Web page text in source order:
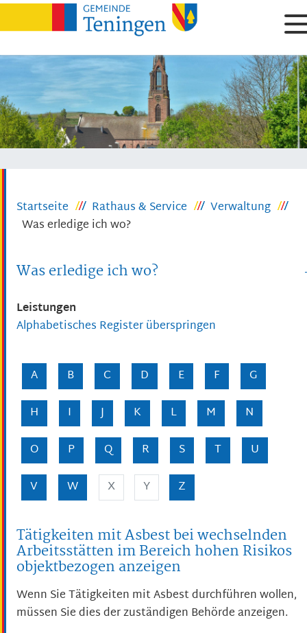
Startseite Rathaus & Service
Verwaltung
Was erledige ich wo?
Was erledige ich wo?
Leistungen
Alphabetisches Register überspringen
A B C D E F
G
H
I J K L M
N
O
P Q R S T
U
V
W X Y Z
Tätigkeiten mit Asbest bei wechselnden
Arbeitsstätten im Bereich hohen Risikos
objektbezogen anzeigen
Wenn Sie Tätigkeiten mit Asbest durchführen wollen,
müssen Sie dies der zuständigen Behörde anzeigen.